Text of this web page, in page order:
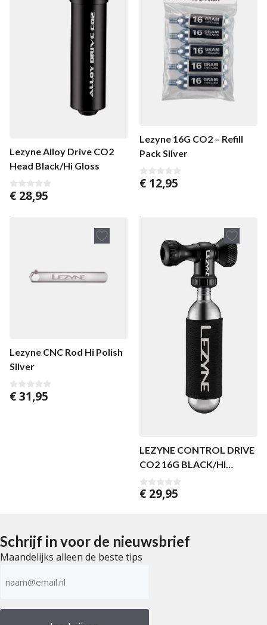
Lezyne Alloy Drive CO2
Head Black/Hi Gloss
0
v
n
€ 28,95
Lezyne 16G CO2 – Refill
Pack Silver
0
v
€ 12,95
Lezyne CNC Rod Hi Polish
Silver
0
v
€31,95
LEZYNE CONTROL DRIVE
CO2 16G BLACK/HI
GLOSS
0
€ 29,95
Schrijf in voor de nieuwsbrief
Maandelijks alleen de beste tips
mailadres